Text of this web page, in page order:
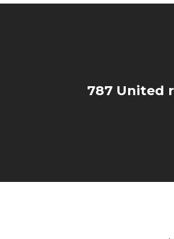
787 United